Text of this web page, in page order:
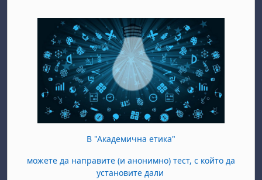
В "Академична етика"
можете да направите (и анонимно) тест, с който да
установите дали